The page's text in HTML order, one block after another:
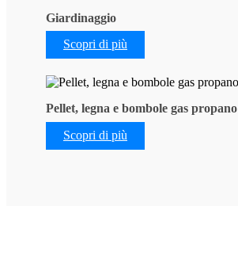
Giardinaggio
Scopri di più
Pellet, legna e bombole gas propano
Scopri di più